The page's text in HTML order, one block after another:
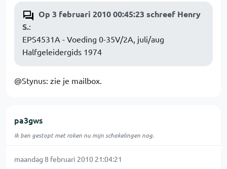
Op 3 februari 2010 00:45:23 schreef Henry
S.:
EPS4531A - Voeding 0-35V/2A, juli/aug
Halfgeleidergids 1974
@Stynus: zie je mailbox.
pa3gws
Ik ben gestopt met roken nu mijn schakelingen nog.
maandag 8 februari 2010 21:04:21